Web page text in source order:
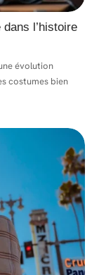
l’histoire
évolution
costumes bien